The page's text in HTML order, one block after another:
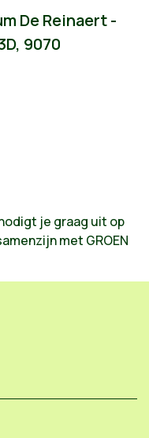
De Reinaert -
9070
je graag uit op
met GROEN